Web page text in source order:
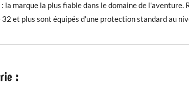
la marque la plus fiable dans le domaine de
et plus sont équipés d'une protection standard au
: